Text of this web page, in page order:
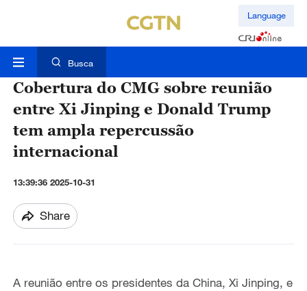
Language
Busca
Cobertura do CMG sobre reunião
entre Xi Jinping e Donald Trump
tem ampla repercussão
internacional
13:39:36 2025-10-31
Share
A reunião entre os presidentes da China, Xi Jinping, e